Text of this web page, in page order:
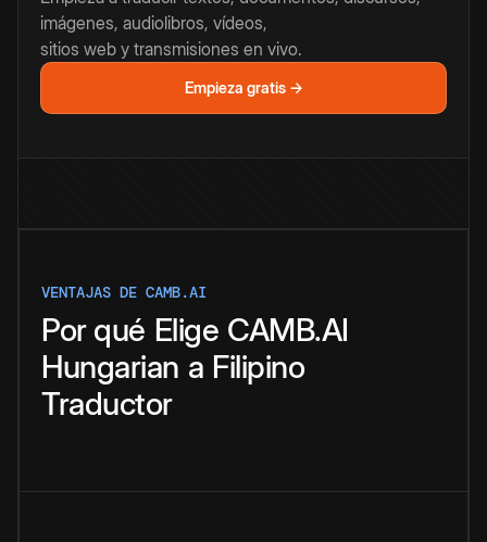
imágenes, audiolibros, vídeos,
sitios web y transmisiones en vivo.
Empieza gratis →
VENTAJAS DE CAMB.AI
Por qué Elige CAMB.AI
Hungarian a Filipino
Traductor